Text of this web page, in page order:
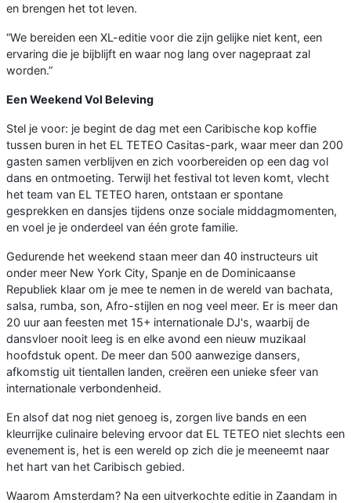
en brengen het tot leven.
“We bereiden een XL-editie voor die zijn gelijke niet kent, een
ervaring die je bijblijft en waar nog lang over nagepraat zal
worden.”
Een Weekend Vol Beleving
Stel je voor: je begint de dag met een Caribische kop koffie
tussen buren in het EL TETEO Casitas-park, waar meer dan 200
gasten samen verblijven en zich voorbereiden op een dag vol
dans en ontmoeting. Terwijl het festival tot leven komt, vlecht
het team van EL TETEO haren, ontstaan er spontane
gesprekken en dansjes tijdens onze sociale middagmomenten,
en voel je je onderdeel van één grote familie.
Gedurende het weekend staan meer dan 40 instructeurs uit
onder meer New York City, Spanje en de Dominicaanse
Republiek klaar om je mee te nemen in de wereld van bachata,
salsa, rumba, son, Afro-stijlen en nog veel meer. Er is meer dan
20 uur aan feesten met 15+ internationale DJ's, waarbij de
dansvloer nooit leeg is en elke avond een nieuw muzikaal
hoofdstuk opent. De meer dan 500 aanwezige dansers,
afkomstig uit tientallen landen, creëren een unieke sfeer van
internationale verbondenheid.
En alsof dat nog niet genoeg is, zorgen live bands en een
kleurrijke culinaire beleving ervoor dat EL TETEO niet slechts een
evenement is, het is een wereld op zich die je meeneemt naar
het hart van het Caribisch gebied.
Waarom Amsterdam? Na een uitverkochte editie in Zaandam in